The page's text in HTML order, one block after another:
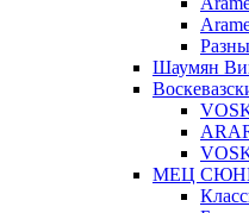
Шаумян
МЕЦ